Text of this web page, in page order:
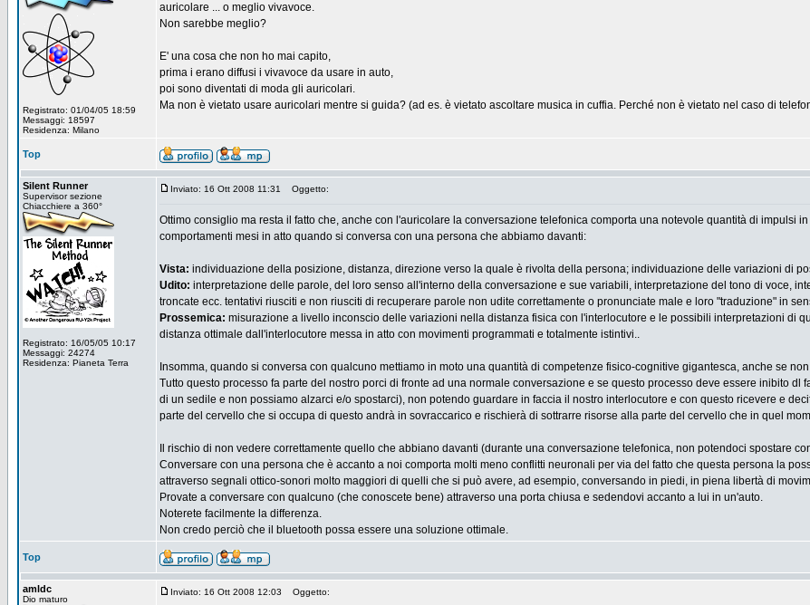
Registrato: 01/04/05 18:59
Messaggi: 18597
Residenza: Milano
auricolare ... o meglio vivavoce.
Non sarebbe meglio?
E' una cosa che non ho mai capito,
prima i erano diffusi i vivavoce da usare in auto,
poi sono diventati di moda gli auricolari.
Ma non è vietato usare auricolari mentre si guida? (ad es. è vietato ascoltare musica in cuffia. Perché non è vietato nel caso di
Top
Silent Runner
Supervisor sezione
Chiacchiere a 360°
Registrato: 16/05/05 10:17
Messaggi: 24274
Residenza: Pianeta Terra
Inviato: 16 Ott 2008 11:31 Oggetto:
Ottimo consiglio ma resta il fatto che, anche con l'auricolare la conversazione telefonica comporta una notevole quantità di impulsi
comportamenti mesi in atto quando si conversa con una persona che abbiamo davanti:
Vista: individuazione della posizione, distanza, direzione verso la quale è rivolta della persona; individuazione delle variazioni di
Udito: interpretazione delle parole, del loro senso all'interno della conversazione e sue variabili, interpretazione del tono di voce,
troncate ecc. tentativi riusciti e non riusciti di recuperare parole non udite correttamente o pronunciate male e loro "traduzione" in
Prossemica: misurazione a livello inconscio delle variazioni nella distanza fisica con l'interlocutore e le possibili interpretazioni di
distanza ottimale dall'interlocutore messa in atto con movimenti programmati e totalmente istintivi..
Insomma, quando si conversa con qualcuno mettiamo in moto una quantità di competenze fisico-cognitive gigantesca, anche se
Tutto questo processo fa parte del nostro porci di fronte ad una normale conversazione e se questo processo deve essere inibito
di un sedile e non possiamo alzarci e/o spostarci), non potendo guardare in faccia il nostro interlocutore e con questo ricevere e
parte del cervello che si occupa di questo andrà in sovraccarico e rischierà di sottrarre risorse alla parte del cervello che in quel
Il rischio di non vedere correttamente quello che abbiano davanti (durante una conversazione telefonica, non potendoci spostare
Conversare con una persona che è accanto a noi comporta molti meno conflitti neuronali per via del fatto che questa persona la
attraverso segnali ottico-sonori molto maggiori di quelli che si può avere, ad esempio, conversando in piedi, in piena libertà di
Provate a conversare con qualcuno (che conoscete bene) attraverso una porta chiusa e sedendovi accanto a lui in un'auto.
Noterete facilmente la differenza.
Non credo perciò che il bluetooth possa essere una soluzione ottimale.
Top
amldc
Dio maturo
Inviato: 16 Ott 2008 12:03 Oggetto: